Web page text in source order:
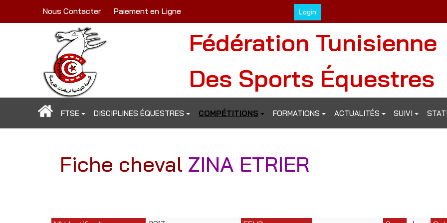
Login
Nous Contacter Paiement en Ligne
Fédération Tunisienne
Des Sports Équestres
FTSE DISCIPLINES ÉQUESTRES COMPÉTITIONS FORMATIONS ACTUALITÉS SUIVI
Fiche cheval ZINA ETRIER